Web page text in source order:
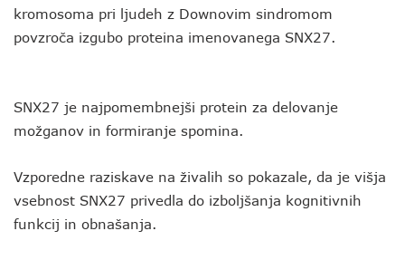
kromosoma pri ljudeh z Downovim sindromom
povzroča izgubo proteina imenovanega SNX27.
SNX27 je najpomembnejši protein za delovanje
možganov in formiranje spomina.
Vzporedne raziskave na živalih so pokazale, da je višja
vsebnost SNX27 privedla do izboljšanja kognitivnih
funkcij in obnašanja.